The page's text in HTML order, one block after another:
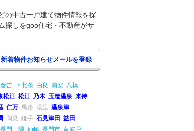
の中古一戸建て物件情報を探
探しをgoo住宅・不動産がサ
倉吉 下北条 由良 浦安 八橋
松江 松江 乃木 玉造温泉 来待
仁万 馬路 湯里 温泉津
岡見 鎌手 石見津田 益田
長門三隅 仙崎 長門市 黄波戸